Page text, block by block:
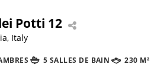
Potti 12
Italy
5 SALLES DE BAIN 230 M²